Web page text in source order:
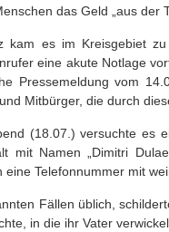
das Geld „aus der
kam es im Kreisgebiet
eine akute Notlage
Pressemeldung vom
Mitbürger, die durch
(18.07.) versuchte es
mit Namen „Dimitri
eine Telefonnummer mit
Fällen üblich,
in die ihr Vater